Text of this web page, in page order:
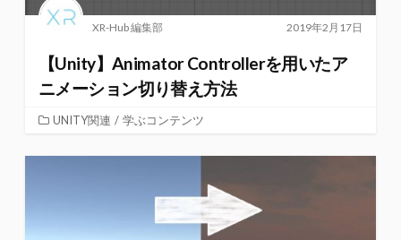
2019年2月17日
XR-Hub 編集部
【Unity】Animator Controllerを用いたア
ニメーション切り替え方法
UNITY関連 / 学ぶコンテンツ